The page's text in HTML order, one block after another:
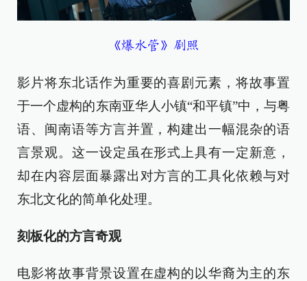
《爆水管》剧照
影片将东北话作为重要的喜剧元素，将故事置
于一个虚构的东南亚华人小镇“和平镇”中，与粤
语、闽南语等方言并置，构建出一幅混杂的语
言景观。这一设定虽在形式上具有一定新意，
却在内容层面暴露出对方言的工具化依赖与对
东北文化的简单化处理。
刻板化的方言奇观
电影将故事背景设置在虚构的以华裔为主的东